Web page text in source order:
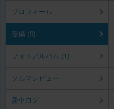
プロフィール
整備 (9)
フォトアルバム (1)
クルマレビュー
愛車ログ